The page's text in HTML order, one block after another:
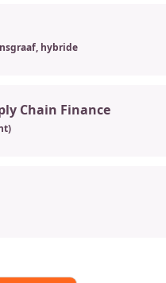
hybride
Chain Finance